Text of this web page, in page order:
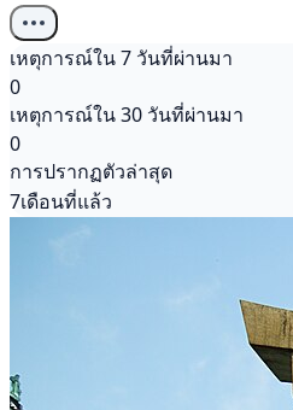
เหตุการณ์ใน 7 วันที่ผ่านมา
0
เหตุการณ์ใน 30 วันที่ผ่านมา
0
การปรากฏตัวล่าสุด
7เดือนที่แล้ว